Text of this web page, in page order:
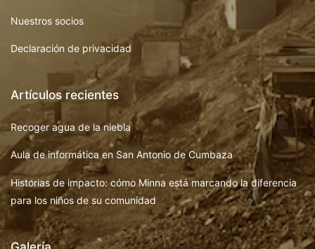
Nuestros socios
Declaración de privacidad
Artículos recientes
Recoger agua de la niebla
Aula de informática en San Antonio de Cumbaza
Historias de impacto: cómo Minna está marcando la diferencia
para los niños de su comunidad